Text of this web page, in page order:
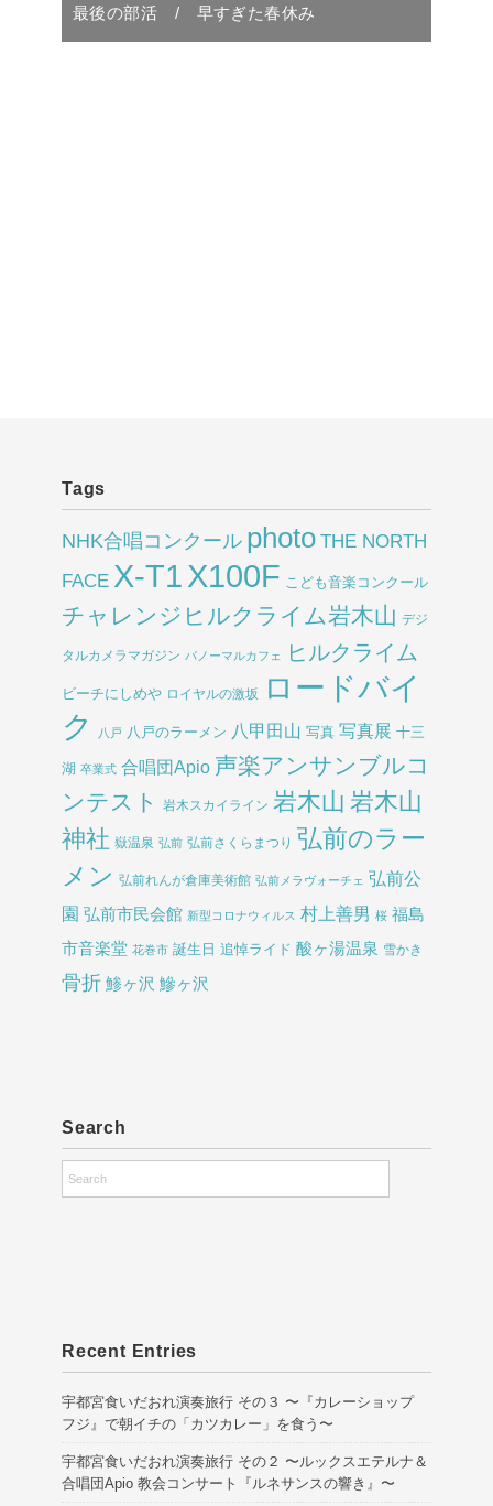
最後の部活 / 早すぎた春休み
Tags
NHK合唱コンクール photo THE NORTH
FACE X-T1X100F こども音楽コンクール
チャレンジヒルクライム岩木山 デジ
タルカメラマガジン パノーマルカフェ ヒルクライム
ビーチにしめや ロイヤルの激坂
ロードバイ
ク
八戸 八戸のラーメン 八甲田山 写真 写真展 十三
湖 卒業式 合唱団Apio 声楽アンサンブルコ
ンテスト
岩木スカイライン 岩木山 岩木山
神社 嶽温泉 弘前 弘前さくらまつり 弘前のラー
メン 弘前れんが倉庫美術館 弘前メラヴォーチェ 弘前公
園 弘前市民会館 新型コロナウィルス 村上善男 桜 福島
市音楽堂 花巻市 誕生日 追悼ライド 酸ヶ湯温泉 雪かき
骨折 鯵ヶ沢 鰺ヶ沢
Search
Recent Entries
宇都宮食いだおれ演奏旅行 その３ 〜『カレーショップ
フジ』で朝イチの「カツカレー」を食う〜
宇都宮食いだおれ演奏旅行 その２ 〜ルックスエテルナ＆
合唱団Apio 教会コンサート『ルネサンスの響き』〜